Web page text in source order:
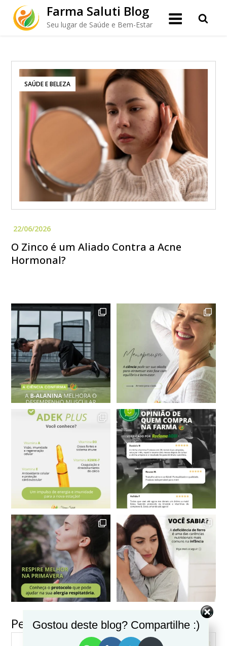
content
Farma Saluti Blog
Seu lugar de Saúde e Bem-Estar
SAÚDE E BELEZA
O Zinco é um Aliado Contra a Acne
Hormonal?
VER MAIS Seguir no Instagram
Pesquisar
PESQUISAR
Gostou deste blog? Compartilhe :)